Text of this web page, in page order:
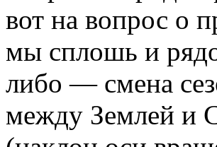
вот на вопрос о
мы сплошь и
либо — смена
между Землей и